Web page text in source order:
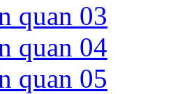
quan 03
quan 04
quan 05